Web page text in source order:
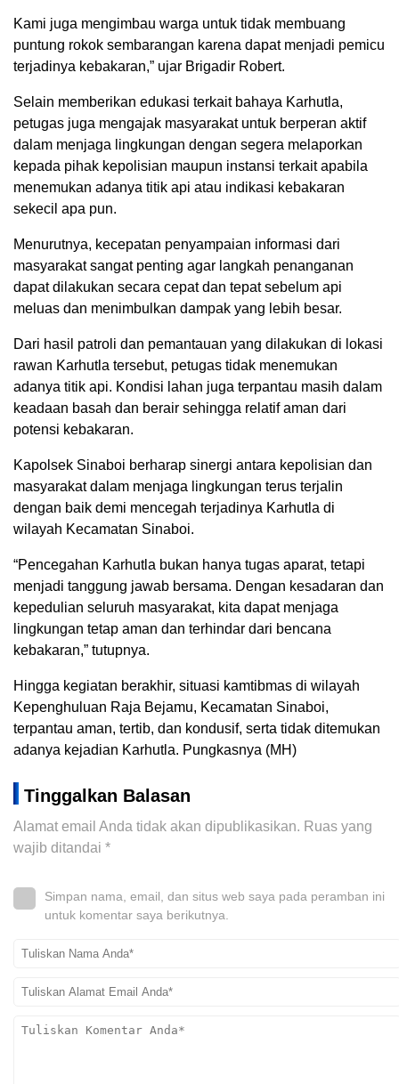
Kami juga mengimbau warga untuk tidak membuang
puntung rokok sembarangan karena dapat menjadi pemicu
terjadinya kebakaran,” ujar Brigadir Robert.
Selain memberikan edukasi terkait bahaya Karhutla,
petugas juga mengajak masyarakat untuk berperan aktif
dalam menjaga lingkungan dengan segera melaporkan
kepada pihak kepolisian maupun instansi terkait apabila
menemukan adanya titik api atau indikasi kebakaran
sekecil apa pun.
Menurutnya, kecepatan penyampaian informasi dari
masyarakat sangat penting agar langkah penanganan
dapat dilakukan secara cepat dan tepat sebelum api
meluas dan menimbulkan dampak yang lebih besar.
Dari hasil patroli dan pemantauan yang dilakukan di lokasi
rawan Karhutla tersebut, petugas tidak menemukan
adanya titik api. Kondisi lahan juga terpantau masih dalam
keadaan basah dan berair sehingga relatif aman dari
potensi kebakaran.
Kapolsek Sinaboi berharap sinergi antara kepolisian dan
masyarakat dalam menjaga lingkungan terus terjalin
dengan baik demi mencegah terjadinya Karhutla di
wilayah Kecamatan Sinaboi.
“Pencegahan Karhutla bukan hanya tugas aparat, tetapi
menjadi tanggung jawab bersama. Dengan kesadaran dan
kepedulian seluruh masyarakat, kita dapat menjaga
lingkungan tetap aman dan terhindar dari bencana
kebakaran,” tutupnya.
Hingga kegiatan berakhir, situasi kamtibmas di wilayah
Kepenghuluan Raja Bejamu, Kecamatan Sinaboi,
terpantau aman, tertib, dan kondusif, serta tidak ditemukan
adanya kejadian Karhutla. Pungkasnya (MH)
Tinggalkan Balasan
Alamat email Anda tidak akan dipublikasikan. Ruas yang
wajib ditandai *
Simpan nama, email, dan situs web saya pada peramban ini
untuk komentar saya berikutnya.